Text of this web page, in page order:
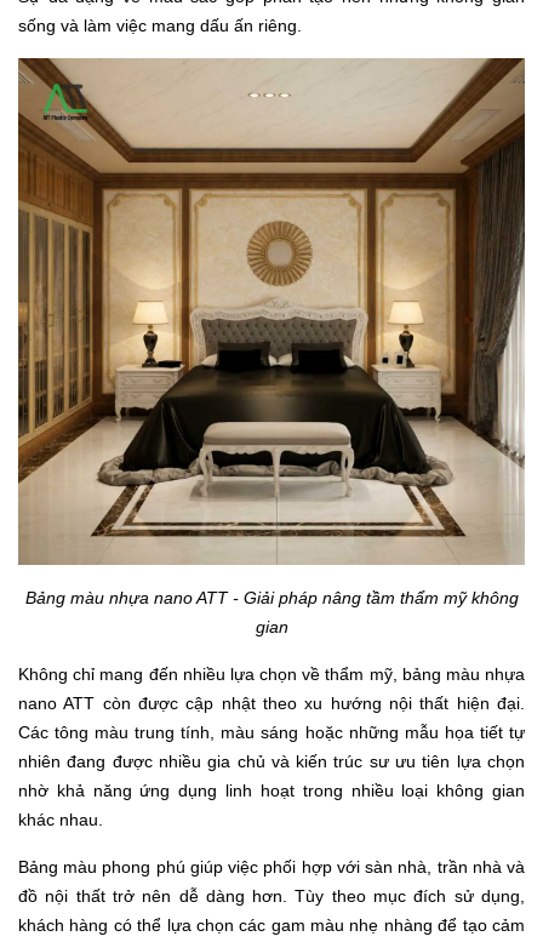
sống và làm việc mang dấu ấn riêng.
Bảng màu nhựa nano ATT - Giải pháp nâng tầm thẩm mỹ không
gian
Không chỉ mang đến nhiều lựa chọn về thẩm mỹ, bảng màu nhựa
nano ATT còn được cập nhật theo xu hướng nội thất hiện đại.
Các tông màu trung tính, màu sáng hoặc những mẫu họa tiết tự
nhiên đang được nhiều gia chủ và kiến trúc sư ưu tiên lựa chọn
nhờ khả năng ứng dụng linh hoạt trong nhiều loại không gian
khác nhau.
Bảng màu phong phú giúp việc phối hợp với sàn nhà, trần nhà và
đồ nội thất trở nên dễ dàng hơn. Tùy theo mục đích sử dụng,
khách hàng có thể lựa chọn các gam màu nhẹ nhàng để tạo cảm